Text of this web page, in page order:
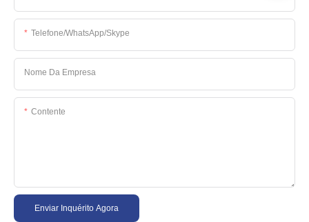
Telefone/WhatsApp/Skype
Nome Da Empresa
Contente
Enviar Inquérito Agora